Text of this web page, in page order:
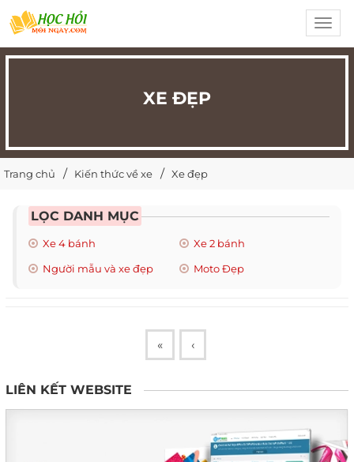
XE ĐẸP
Trang chủ Kiến thức về xe Xe đẹp
LỌC DANH MỤC
Xe 4 bánh
Xe 2 bánh
Người mẫu và xe đẹp
Moto Đẹp
« ‹
LIÊN KẾT WEBSITE